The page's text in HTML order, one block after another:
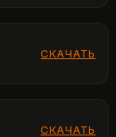
СКАЧАТЬ
СКАЧАТЬ